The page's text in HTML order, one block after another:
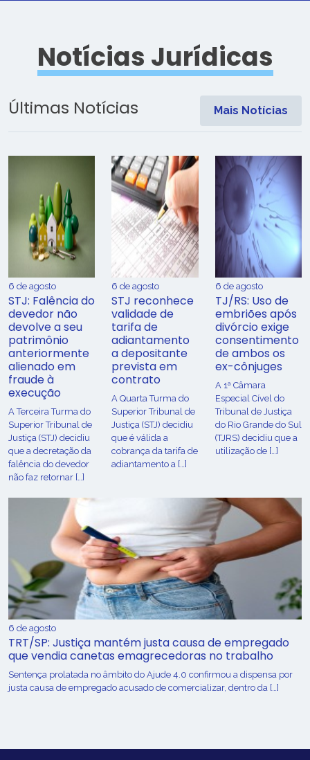
Notícias Jurídicas
Últimas Notícias Mais Notícias
6 de agosto
STJ: Falência do
devedor não
devolve a seu
patrimônio
anteriormente
alienado em
fraude à
execução
A Terceira Turma do
Superior Tribunal de
Justiça (STJ) decidiu
que a decretação da
falência do devedor
não faz retornar […]
6 de agosto
STJ reconhece
validade de
tarifa de
adiantamento
a depositante
prevista em
contrato
A Quarta Turma do
Superior Tribunal de
Justiça (STJ) decidiu
que é válida a
cobrança da tarifa de
adiantamento a […]
6 de agosto
TJ/RS: Uso de
embriões após
divórcio exige
consentimento
de ambos os
ex-cônjuges
A 1ª Câmara
Especial Cível do
Tribunal de Justiça
do Rio Grande do Sul
(TJRS) decidiu que a
utilização de […]
6 de agosto
TRT/SP: Justiça mantém justa causa de empregado
que vendia canetas emagrecedoras no trabalho
Sentença prolatada no âmbito do Ajude 4.0 confirmou a dispensa por
justa causa de empregado acusado de comercializar, dentro da […]